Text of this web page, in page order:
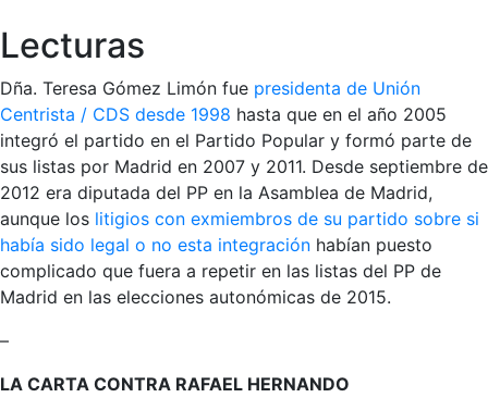
Lecturas
Dña. Teresa Gómez Limón fue presidenta de Unión
Centrista / CDS desde 1998 hasta que en el año 2005
integró el partido en el Partido Popular y formó parte de
sus listas por Madrid en 2007 y 2011. Desde septiembre de
2012 era diputada del PP en la Asamblea de Madrid,
aunque los litigios con exmiembros de su partido sobre si
había sido legal o no esta integración habían puesto
complicado que fuera a repetir en las listas del PP de
Madrid en las elecciones autonómicas de 2015.
–
LA CARTA CONTRA RAFAEL HERNANDO